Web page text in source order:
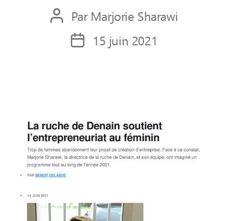
Auteur
l’article
Par Marjorie Sharawi
Date15 juin 2021